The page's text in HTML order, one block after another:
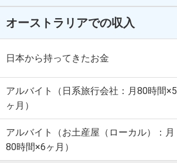
オーストラリアでの収入
日本から持ってきたお金
アルバイト（日系旅行会社：月80時間×5
ヶ月）
アルバイト（お土産屋（ローカル）：月
80時間×6ヶ月）